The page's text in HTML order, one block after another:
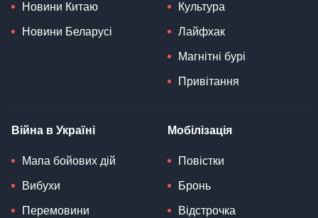
Новини Китаю
Новини Беларусі
Культура
Лайфхак
Магнітні бурі
Привітання
Війна в Україні
Мапа бойових дій
Вибухи
Перемовини
Мобілізація
Повістки
Бронь
Відстрочка